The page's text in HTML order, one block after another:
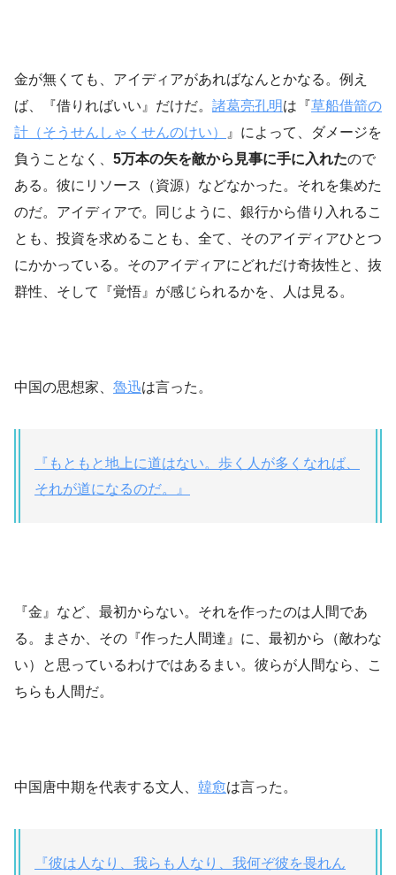
金が無くても、アイディアがあればなんとかなる。例え
ば、『借りればいい』だけだ。 諸葛亮孔明は『草船借箭の
計（そうせんしゃくせんのけい）
』によって、ダメージを
負うことなく、 5万本の矢を敵から見事に手に入れたので
ある。彼にリソース（資源）などなかった。それを集めた
のだ。アイディアで。同じように、銀行から借り入れるこ
とも、投資を求めることも、全て、そのアイディアひとつ
にかかっている。そのアイディアにどれだけ奇抜性と、抜
群性、そして『覚悟』が感じられるかを、人は見る。
中国の思想家、 魯迅は言った。
『もともと地上に道はない。歩く人が多くなれば、
それが道になるのだ。』
『金』など、最初からない。それを作ったのは人間であ
る。まさか、その『作った人間達』に、最初から（敵わな
い）と思っているわけではあるまい。彼らが人間なら、こ
ちらも人間だ。
中国唐中期を代表する文人、 韓愈は言った。
『彼は人なり、我らも人なり、我何ぞ彼を畏れん